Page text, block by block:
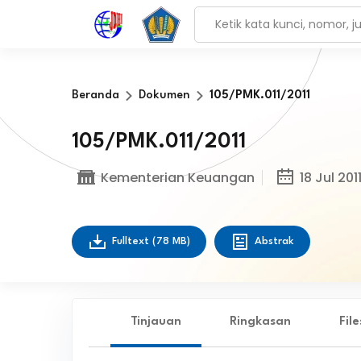
Beranda Dokumen 105/PMK.011/2011
105/PMK.011/2011
Kementerian Keuangan 18 Jul 2011
Fulltext (78 MB) Abstrak
Tinjauan Ringkasan